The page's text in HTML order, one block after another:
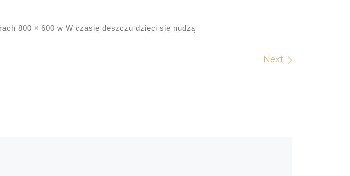
800 × 600 w W czasie deszczu dzieci sie nudzą
Next